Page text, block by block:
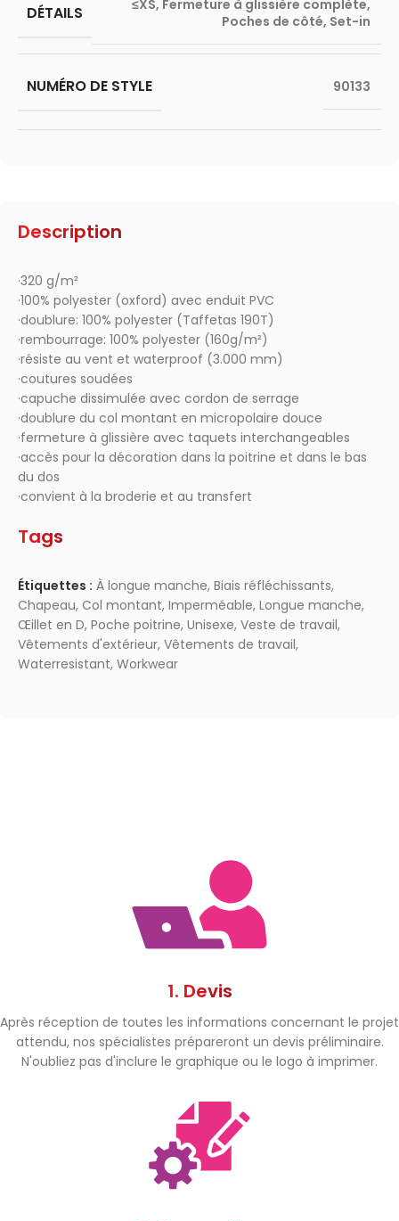
Description
·320 g/m²
·100% polyester (oxford) avec enduit PVC
·doublure: 100% polyester (Taffetas 190T)
·rembourrage: 100% polyester (160g/m²)
·résiste au vent et waterproof (3.000 mm)
·coutures soudées
·capuche dissimulée avec cordon de serrage
·doublure du col montant en micropolaire douce
·fermeture à glissière avec taquets interchangeables
·accès pour la décoration dans la poitrine et dans le bas
du dos
·convient à la broderie et au transfert
Tags
Étiquettes : À longue manche, Biais réfléchissants,
Chapeau, Col montant, Imperméable, Longue manche,
Œillet en D, Poche poitrine, Unisexe, Veste de travail,
Vêtements d'extérieur, Vêtements de travail,
Waterresistant, Workwear
DÉTAILS ≤XS, Fermeture à glissière complète,
Poches de côté, Set-in
NUMÉRO DE STYLE 90133
1. Devis
Après réception de toutes les informations concernant le projet
attendu, nos spécialistes prépareront un devis préliminaire.
N'oubliez pas d'inclure le graphique ou le logo à imprimer.